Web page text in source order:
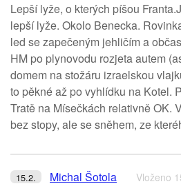
Lepší lyže, o kterých píšou
lepší lyže. Okolo Benecka.
led se zapečeným jehličím a
HM po plynovodu rozjeta autem
domem na stožáru izraelskou
to pěkné až po vyhlídku na Kotel.
Tratě na Mísečkách relativně OK.
bez stopy, ale se sněhem, ze
15.2. Michal Šotola Vloženo